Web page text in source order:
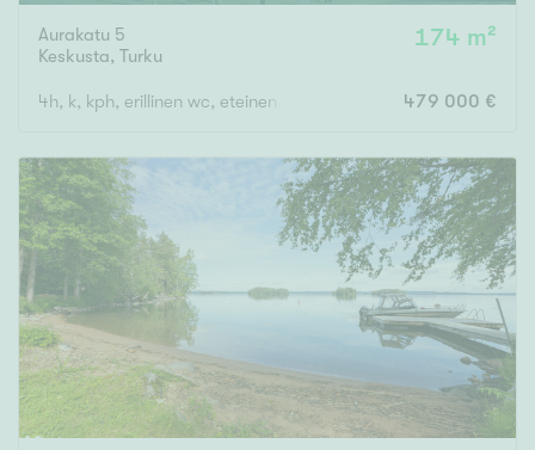
Aurakatu 5
Keskusta, Turku
174 m²
4h, k, kph, erillinen wc, eteinen, p 479 000 €